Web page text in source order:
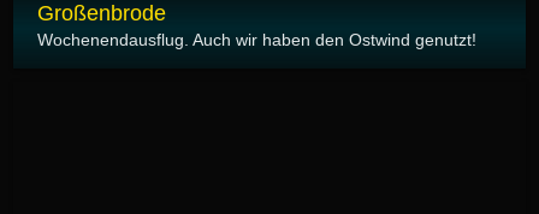
Großenbrode
Wochenendausflug. Auch wir haben den Ostwind genutzt!